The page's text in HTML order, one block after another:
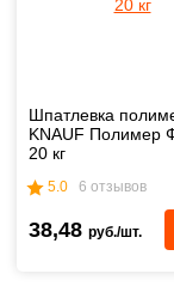
Шпатлевка
KNAUF Полимер
20 кг
5.0 6 отзывов
38,48 руб./шт.